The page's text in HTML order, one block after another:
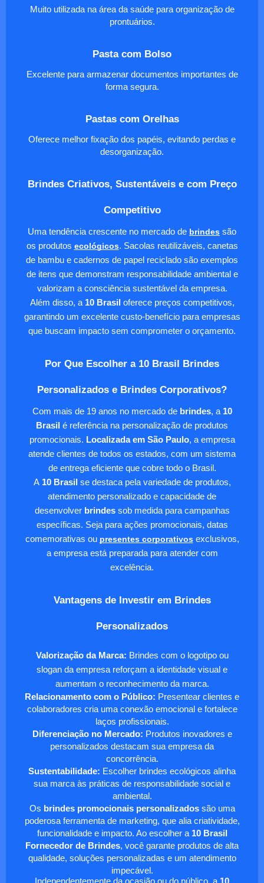
Muito utilizada na área da saúde para organização de
prontuários.
Pasta com Bolso
Excelente para armazenar documentos importantes de
forma segura.
Pastas com Orelhas
Oferece melhor fixação dos papéis, evitando perdas e
desorganização.
Brindes Criativos, Sustentáveis e com Preço
Competitivo
Uma tendência crescente no mercado de brindes são
os produtos ecológicos. Sacolas reutilizáveis, canetas
de bambu e cadernos de papel reciclado são exemplos
de itens que demonstram responsabilidade ambiental e
valorizam a consciência sustentável da empresa.
Além disso, a 10 Brasiloferece preços competitivos,
garantindo um excelente custo-benefício para empresas
que buscam impacto sem comprometer o orçamento.
Por Que Escolher a 10 Brasil Brindes
Personalizados e Brindes Corporativos?
Com mais de 19 anos no mercado de brindes, a 10
Brasil é referência na personalização de produtos
promocionais. Localizada em São Paulo, a empresa
atende clientes de todos os estados, com um sistema
de entrega eficiente que cobre todo o Brasil.
A10 Brasilse destaca pela variedade de produtos,
atendimento personalizado e capacidade de
desenvolver brindessob medida para campanhas
específicas. Seja para ações promocionais, datas
comemorativas ou presentes corporativosexclusivos,
a empresa está preparada para atender com
excelência.
Vantagens de Investir em Brindes
Personalizados
Valorização da Marca: Brindes com o logotipo ou
slogan da empresa reforçam a identidade visual e
aumentam o reconhecimento da marca.
Relacionamento com o Público: Presentear clientes e
colaboradores cria uma conexão emocional e fortalece
laços profissionais.
Diferenciação no Mercado: Produtos inovadores e
personalizados destacam sua empresa da
concorrência.
Sustentabilidade: Escolher brindes ecológicos alinha
sua marca às práticas de responsabilidade social e
ambiental.
Os brindes promocionais personalizadossão uma
poderosa ferramenta de marketing, que alia criatividade,
funcionalidade e impacto. Ao escolher a 10 Brasil
Fornecedor de Brindes, você garante produtos de alta
qualidade, soluções personalizadas e um atendimento
impecável.